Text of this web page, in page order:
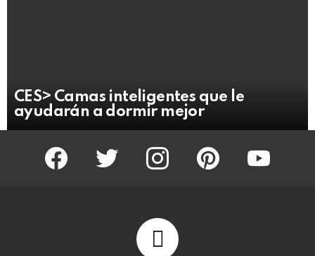
CES> Camas inteligentes que le
ayudarán a dormir mejor
facebook twitter instagram pinterest youtube